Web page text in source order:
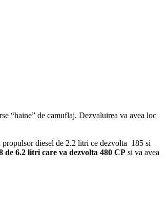
“haine” de camuflaj. Dezvaluirea va avea loc
propulsor diesel de 2.2 litri ce dezvolta 185 si
de 6.2 litri care va dezvolta 480 CP si va avea